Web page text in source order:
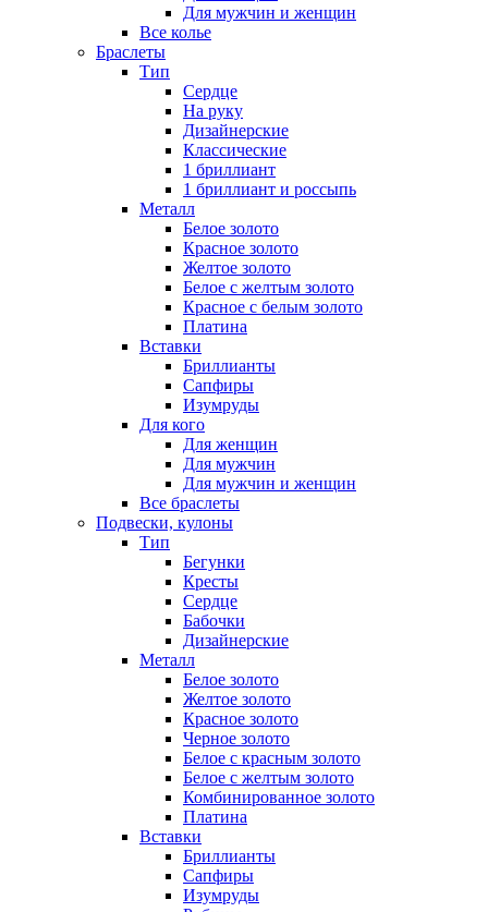
Для мужчин и женщин
Все колье
Браслеты
Тип
Сердце
На руку
Дизайнерские
Классические
1 бриллиант
1 бриллиант и россыпь
Металл
Белое золото
Красное золото
Желтое золото
Белое с желтым золото
Красное с белым золото
Платина
Вставки
Бриллианты
Сапфиры
Изумруды
Для кого
Для женщин
Для мужчин
Для мужчин и женщин
Все браслеты
Подвески, кулоны
Тип
Бегунки
Кресты
Сердце
Бабочки
Дизайнерские
Металл
Белое золото
Желтое золото
Красное золото
Черное золото
Белое с красным золото
Белое с желтым золото
Комбинированное золото
Платина
Вставки
Бриллианты
Сапфиры
Изумруды